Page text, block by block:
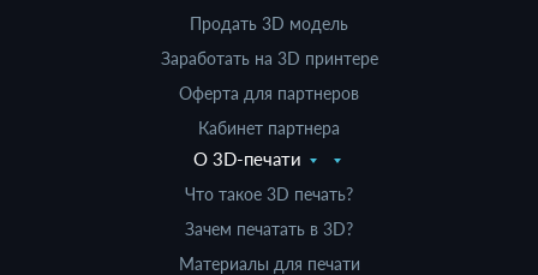
Продать 3D модель
Заработать на 3D принтере
Оферта для партнеров
Кабинет партнера
О 3D-печати
Что такое 3D печать?
Зачем печатать в 3D?
Материалы для печати